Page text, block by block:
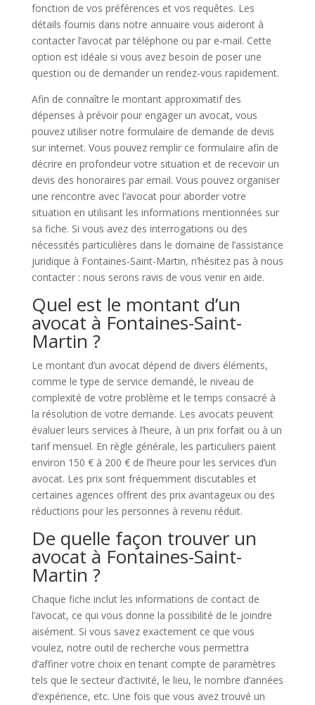
fonction de vos préférences et vos requêtes. Les
détails fournis dans notre annuaire vous aideront à
contacter l’avocat par téléphone ou par e-mail. Cette
option est idéale si vous avez besoin de poser une
question ou de demander un rendez-vous rapidement.
Afin de connaître le montant approximatif des
dépenses à prévoir pour engager un avocat, vous
pouvez utiliser notre formulaire de demande de devis
sur internet. Vous pouvez remplir ce formulaire afin de
décrire en profondeur votre situation et de recevoir un
devis des honoraires par email. Vous pouvez organiser
une rencontre avec l’avocat pour aborder votre
situation en utilisant les informations mentionnées sur
sa fiche. Si vous avez des interrogations ou des
nécessités particulières dans le domaine de l’assistance
juridique à Fontaines-Saint-Martin, n’hésitez pas à nous
contacter : nous serons ravis de vous venir en aide.
Quel est le montant d’un
avocat à Fontaines-Saint-
Martin ?
Le montant d’un avocat dépend de divers éléments,
comme le type de service demandé, le niveau de
complexité de votre problème et le temps consacré à
la résolution de votre demande. Les avocats peuvent
évaluer leurs services à l’heure, à un prix forfait ou à un
tarif mensuel. En règle générale, les particuliers paient
environ 150 € à 200 € de l’heure pour les services d’un
avocat. Les prix sont fréquemment discutables et
certaines agences offrent des prix avantageux ou des
réductions pour les personnes à revenu réduit.
De quelle façon trouver un
avocat à Fontaines-Saint-
Martin ?
Chaque fiche inclut les informations de contact de
l’avocat, ce qui vous donne la possibilité de le joindre
aisément. Si vous savez exactement ce que vous
voulez, notre outil de recherche vous permettra
d’affiner votre choix en tenant compte de paramètres
tels que le secteur d’activité, le lieu, le nombre d’années
d’expérience, etc. Une fois que vous avez trouvé un